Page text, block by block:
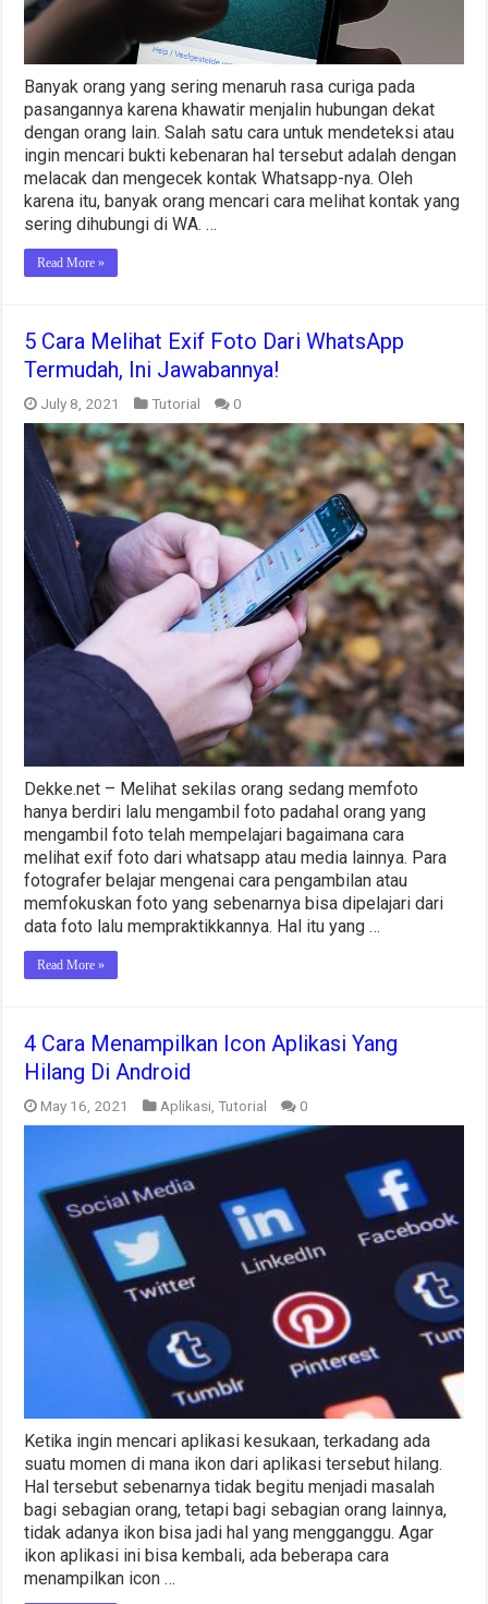
Banyak orang yang sering menaruh rasa curiga pada
pasangannya karena khawatir menjalin hubungan dekat
dengan orang lain. Salah satu cara untuk mendeteksi atau
ingin mencari bukti kebenaran hal tersebut adalah dengan
melacak dan mengecek kontak Whatsapp-nya. Oleh
karena itu, banyak orang mencari cara melihat kontak yang
sering dihubungi di WA. …
Read More »
5 Cara Melihat Exif Foto Dari WhatsApp
Termudah, Ini Jawabannya!
July 8, 2021 Tutorial 0
Dekke.net – Melihat sekilas orang sedang memfoto
hanya berdiri lalu mengambil foto padahal orang yang
mengambil foto telah mempelajari bagaimana cara
melihat exif foto dari whatsapp atau media lainnya. Para
fotografer belajar mengenai cara pengambilan atau
memfokuskan foto yang sebenarnya bisa dipelajari dari
data foto lalu mempraktikkannya. Hal itu yang …
Read More »
4 Cara Menampilkan Icon Aplikasi Yang
Hilang Di Android
May 16, 2021 Aplikasi ,Tutorial 0
Ketika ingin mencari aplikasi kesukaan, terkadang ada
suatu momen di mana ikon dari aplikasi tersebut hilang.
Hal tersebut sebenarnya tidak begitu menjadi masalah
bagi sebagian orang, tetapi bagi sebagian orang lainnya,
tidak adanya ikon bisa jadi hal yang mengganggu. Agar
ikon aplikasi ini bisa kembali, ada beberapa cara
menampilkan icon …